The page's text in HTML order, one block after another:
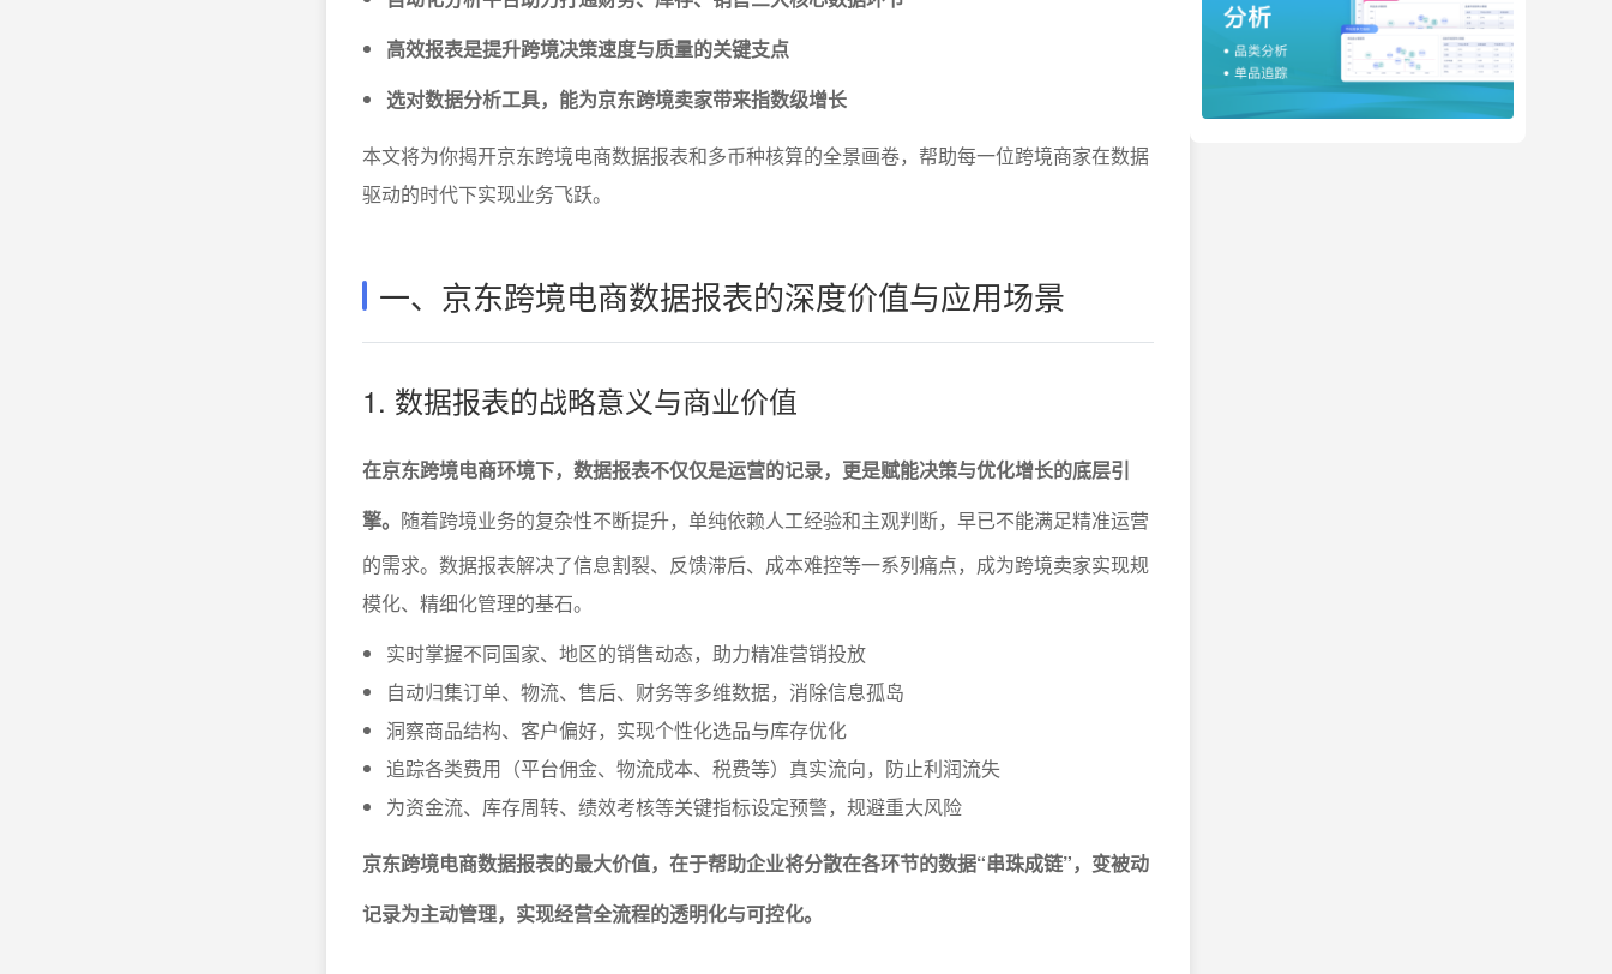
高效报表是提升跨境决策速度与质量的关键支点
选对数据分析工具，能为京东跨境卖家带来指数级增长
本文将为你揭开京东跨境电商数据报表和多币种核算的全景画卷，帮助每一位跨境商家在数据
驱动的时代下实现业务飞跃。
一、京东跨境电商数据报表的深度价值与应用场景
1. 数据报表的战略意义与商业价值
在京东跨境电商环境下，数据报表不仅仅是运营的记录，更是赋能决策与优化增长的底层引
擎。 随着跨境业务的复杂性不断提升，单纯依赖人工经验和主观判断，早已不能满足精准运营
的需求。数据报表解决了信息割裂、反馈滞后、成本难控等一系列痛点，成为跨境卖家实现规
模化、精细化管理的基石。
实时掌握不同国家、地区的销售动态，助力精准营销投放
自动归集订单、物流、售后、财务等多维数据，消除信息孤岛
洞察商品结构、客户偏好，实现个性化选品与库存优化
追踪各类费用（平台佣金、物流成本、税费等）真实流向，防止利润流失
为资金流、库存周转、绩效考核等关键指标设定预警，规避重大风险
京东跨境电商数据报表的最大价值，在于帮助企业将分散在各环节的数据“串珠成链”，变被动
记录为主动管理，实现经营全流程的透明化与可控化。